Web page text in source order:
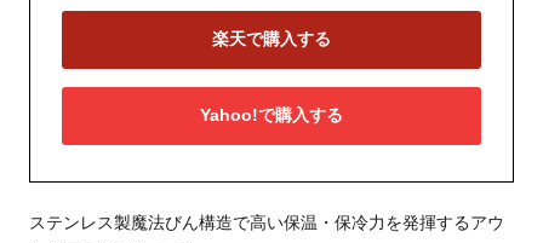
楽天で購入する
Yahoo!で購入する
ステンレス製魔法びん構造で高い保温・保冷力を発揮するアウ